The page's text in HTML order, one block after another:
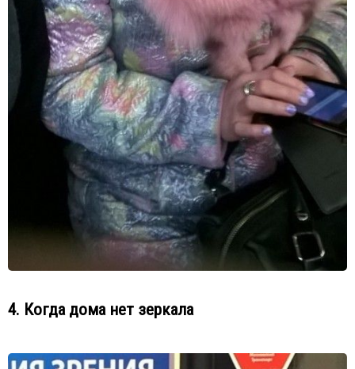
4. Когда дома нет зеркала